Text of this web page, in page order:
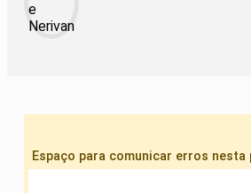
Espaço para comunicar erros nesta